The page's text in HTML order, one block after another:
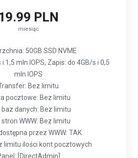
PLN
miesiąc
50GB SSD NVME
1,5 mln IOPS, Zapis: do 4GB/s i 0,5
mln IOPS
Bez limitu
pocztowe: Bez limitu
baz danych: Bez limitu
stron WWW: Bez limitu
przez WWW: TAK
limitu ilości kont pocztowych
[DirectAdmin]